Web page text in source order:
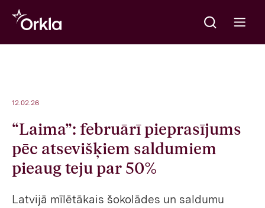
Go to frontpage
Meklēt
12.02.26
“Laima”: februārī pieprasījums
pēc atsevišķiem saldumiem
pieaug teju par 50%
Latvijā mīlētākais šokolādes un saldumu